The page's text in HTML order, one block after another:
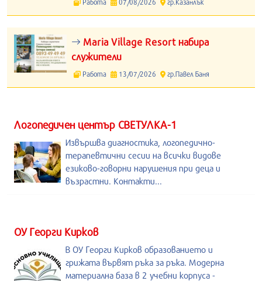
Работа 07/08/2026 гр.Казанлък
Maria Village Resort набира
служители
Работа 13/07/2026 гр.Павел Баня
Логопедичен център СВЕТУЛКА-1
Извършва диагностика, логопедично-
терапевтични сесии на всички видове
езиково-говорни нарушения при деца и
възрастни. Контакти...
ОУ Георги Кирков
В ОУ Георги Кирков образованието и
грижата вървят ръка за ръка. Модерна
материална база в 2 учебни корпуса -